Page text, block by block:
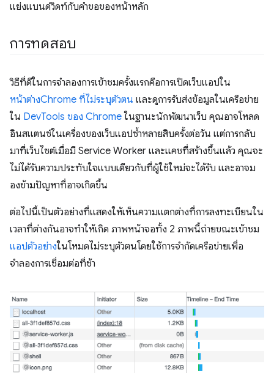
แย่งแบนด์วิดท์กับคำขอของหน้าหลัก
การทดสอบ
วิธีที่ดีในการจําลองการเข้าชมครั้งแรกคือการเปิดเว็บแอปใน
หน้าต่างChrome ที่ไม่ระบุตัวตน และดูการรับส่งข้อมูลในเครือข่าย
ใน DevTools ของ Chrome ในฐานะนักพัฒนาเว็บ คุณอาจโหลด
อินสแตนซ์ในเครื่องของเว็บแอปซ้ำหลายสิบครั้งต่อวัน แต่การกลับ
มาที่เว็บไซต์เมื่อมี Service Worker และแคชที่สร้างขึ้นแล้ว คุณจะ
ไม่ได้รับความประทับใจแบบเดียวกับที่ผู้ใช้ใหม่จะได้รับ และอาจม
องข้ามปัญหาที่อาจเกิดขึ้น
ต่อไปนี้เป็นตัวอย่างที่แสดงให้เห็นความแตกต่างที่การลงทะเบียนใน
เวลาที่ต่างกันอาจทำให้เกิด ภาพหน้าจอทั้ง 2 ภาพนี้ถ่ายขณะเข้าชม
แอปตัวอย่างในโหมดไม่ระบุตัวตนโดยใช้การจำกัดเครือข่ายเพื่อ
จำลองการเชื่อมต่อที่ช้า